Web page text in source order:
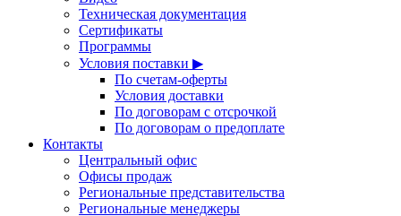
Техническая документация
Сертификаты
Программы
Условия поставки ▶
По счетам-оферты
Условия доставки
По договорам с отсрочкой
По договорам о предоплате
Контакты
Центральный офис
Офисы продаж
Региональные представительства
Региональные менеджеры